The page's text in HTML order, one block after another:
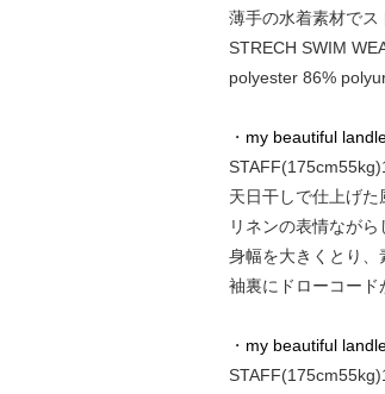
薄手の水着素材でス
STRECH SWIM
polyester 86%
・ my beautiful
天日干しで仕上げた
リネンの表情ながら
身幅を大きくとり、
袖裏にドローコード
・ my beautiful